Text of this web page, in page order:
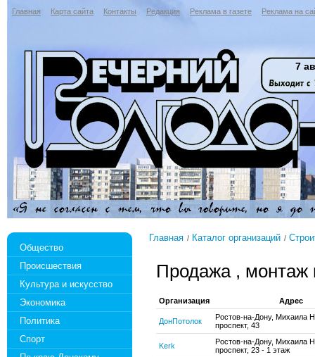
Главная Карта сайта Контакты Редакция Реклама в газете Реклама на
7
Общество
Происшествия
Культура и искусство
Экономика
Политика
Спорт
Главная Каталог организаций
Продажа , монтаж
Организация Адрес
ДонПотолок
Ростов-на-Дону, Михаила
проспект, 43
Kerk
Ростов-на-Дону, Михаила
проспект, 23 - 1 этаж